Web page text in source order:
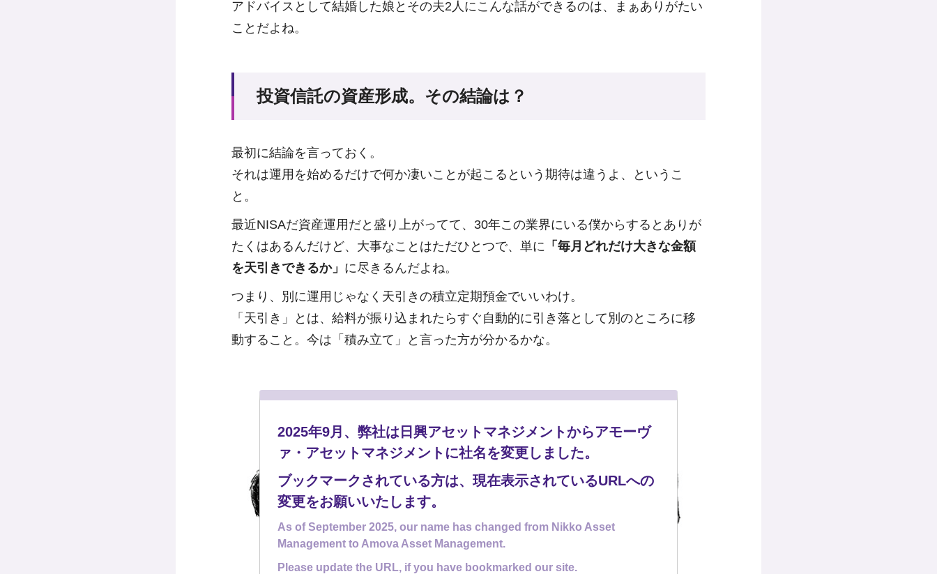
アドバイスとして結婚した娘とその夫2人にこんな話ができるのは、まぁありがたい
ことだよね。
投資信託の資産形成。その結論は？
最初に結論を言っておく。
それは運用を始めるだけで何か凄いことが起こるという期待は違うよ、というこ
と。
最近NISAだ資産運用だと盛り上がってて、30年この業界にいる僕からするとありが
たくはあるんだけど、大事なことはただひとつで、単に 「毎月どれだけ大きな金額
を天引きできるか」 に尽きるんだよね。
つまり、別に運用じゃなく天引きの積立定期預金でいいわけ。
「天引き」とは、給料が振り込まれたらすぐ自動的に引き落として別のところに移
動すること。今は「積み立て」と言った方が分かるかな。
2025年9月、弊社は日興アセットマネジメントからアモーヴ
ァ・アセットマネジメントに社名を変更しました。
ブックマークされている方は、現在表示されているURLへの
変更をお願いいたします。
As of September 2025, our name has changed from Nikko Asset
Management to Amova Asset Management.
Please update the URL, if you have bookmarked our site.